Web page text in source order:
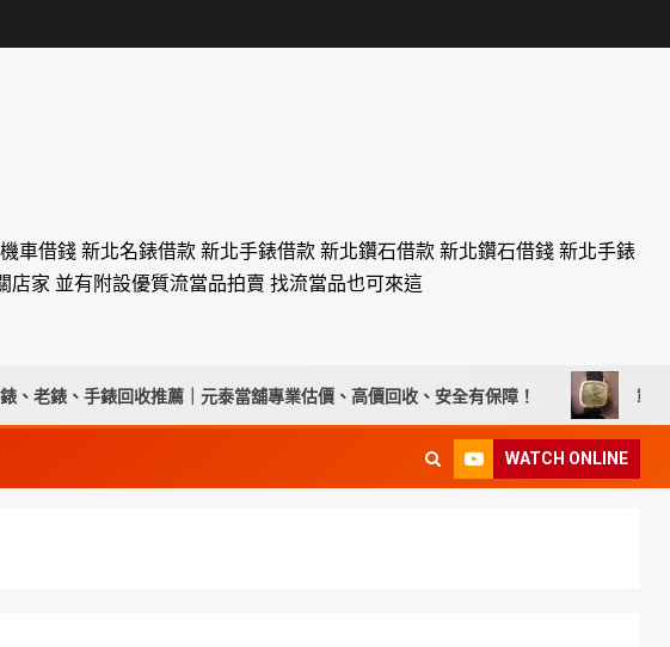
車借錢 新北名錶借款 新北手錶借款 新北鑽石借款 新北鑽石借錢 新北手錶
家 並有附設優質流當品拍賣 找流當品也可來這
、手錶回收推薦｜元泰當舖專業估價、高價回收、安全有保障！ 彰化流當
WATCH ONLINE